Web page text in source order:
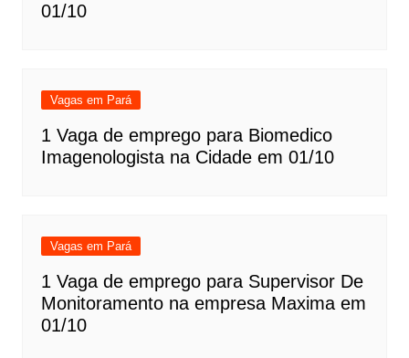
01/10
Vagas em Pará
1 Vaga de emprego para Biomedico
Imagenologista na Cidade em 01/10
Vagas em Pará
1 Vaga de emprego para Supervisor De
Monitoramento na empresa Maxima em
01/10